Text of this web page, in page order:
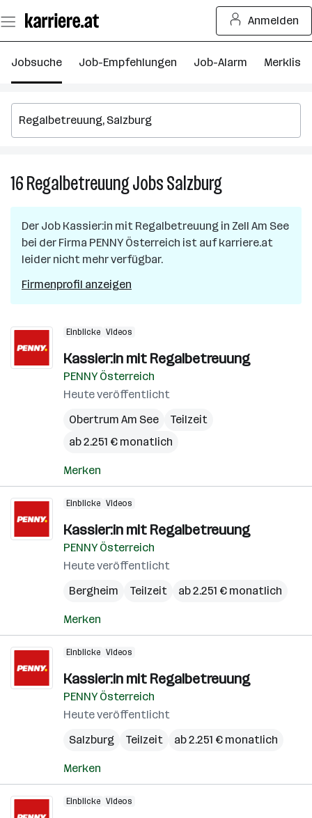
Seiteninhalt
springen
Anmelden
Jobsuche Job-Empfehlungen Job-Alarm Merkliste
16RegalbetreuungJobsSalzburg16
Regalbetreuung
in
Salzburg
Der Job Kassier:in mit Regalbetreuung in Zell Am See
bei der Firma PENNY Österreich ist auf karriere.at
leider nicht mehr verfügbar.
Firmenprofil anzeigen
Einblicke Videos
Kassier:in mit Regalbetreuung
PENNY Österreich
Heute veröffentlicht
Obertrum Am See
Teilzeit
ab 2.251 € monatlich
Merken
Einblicke Videos
Kassier:in mit Regalbetreuung
PENNY Österreich
Heute veröffentlicht
Bergheim
Teilzeit ab 2.251 € monatlich
Merken
Einblicke Videos
Kassier:in mit Regalbetreuung
PENNY Österreich
Heute veröffentlicht
Salzburg
Teilzeit ab 2.251 € monatlich
Merken
Einblicke Videos